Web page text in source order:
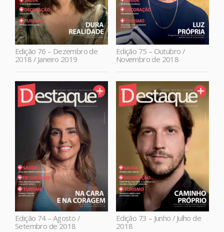
Edição 76 – Dezembro de
2018 / Janeiro 2019
Edição 75 – Outubro /
Novembro de 2018
Edição 74 – Agosto /
Setembro de 2018
Edição 73 – Junho / Julho de
2018